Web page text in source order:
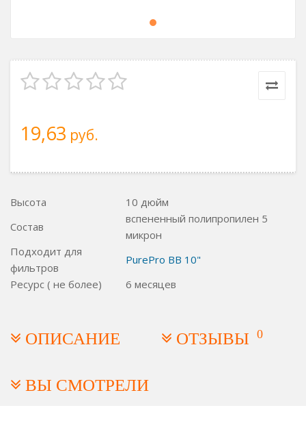
19,63 руб.
Высота
10 дюйм
Состав
вспененный полипропилен 5
микрон
Подходит для
фильтров
PurePro BB 10"
Ресурс ( не более)
6 месяцев
ОПИСАНИЕ ОТЗЫВЫ 0
ВЫ СМОТРЕЛИ